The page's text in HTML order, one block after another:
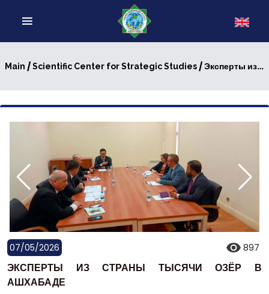
Main /Scientific Center for Strategic Studies/ Эксперты из страны тысячи озёр в Ашхабаде
07/05/2026 897
ЭКСПЕРТЫ ИЗ СТРАНЫ ТЫСЯЧИ ОЗЁР В
АШХАБАДЕ